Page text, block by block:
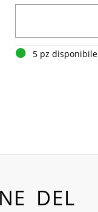
5 pz disponibile
DEL